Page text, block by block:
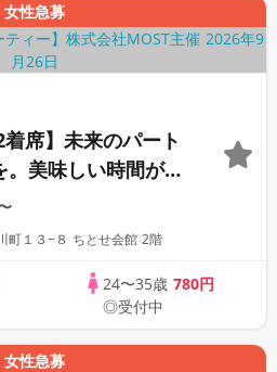
女性急募
席】未来のパート
美味しい時間が未
町１３−８ ちとせ会館 2階
24〜35歳 780円
◎受付中
女性急募